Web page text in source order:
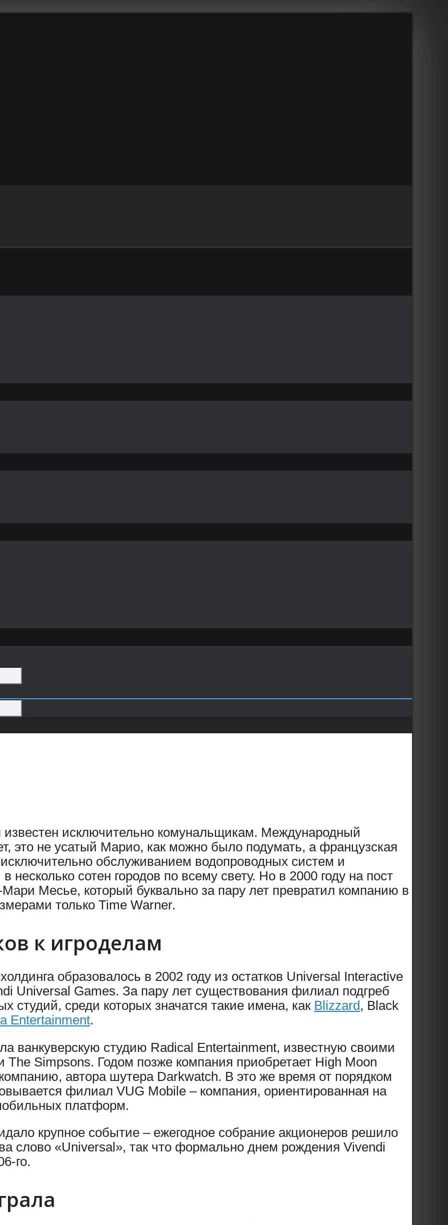
исключительно комунальщикам. Международный
это не усатый Марио, как можно было подумать, а французская
обслуживанием водопроводных систем и
несколько сотен городов по всему свету. Но в 2000 году на пост
Месье, который буквально за пару лет превратил компанию в
только Time Warner.
к игроделам
образовалось в 2002 году из остатков Universal Interactive
Universal Games. За пару лет существования филиал подгреб
студий, среди которых значатся такие имена, как Blizzard, Black
Entertainment.
ванкуверскую студию Radical Entertainment, известную своими
Simpsons. Годом позже компания приобретает High Moon
автора шутера Darkwatch. В это же время от порядком
филиал VUG Mobile – компания, ориентированная на
платформ.
крупное событие – ежегодное собрание акционеров решило
слово «Universal», так что формально днем рождения Vivendi
го.